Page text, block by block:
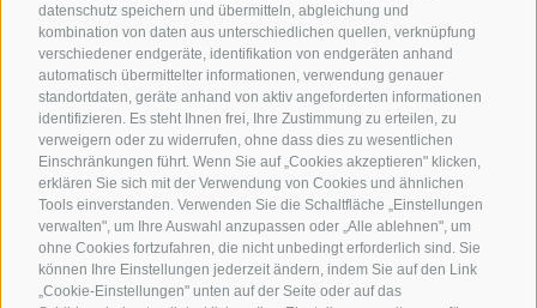
datenschutz speichern und übermitteln, abgleichung und
kombination von daten aus unterschiedlichen quellen, verknüpfung
verschiedener endgeräte, identifikation von endgeräten anhand
automatisch übermittelter informationen, verwendung genauer
standortdaten, geräte anhand von aktiv angeforderten informationen
identifizieren. Es steht Ihnen frei, Ihre Zustimmung zu erteilen, zu
verweigern oder zu widerrufen, ohne dass dies zu wesentlichen
Einschränkungen führt. Wenn Sie auf „Cookies akzeptieren" klicken,
erklären Sie sich mit der Verwendung von Cookies und ähnlichen
Tools einverstanden. Verwenden Sie die Schaltfläche „Einstellungen
verwalten", um Ihre Auswahl anzupassen oder „Alle ablehnen", um
ohne Cookies fortzufahren, die nicht unbedingt erforderlich sind. Sie
können Ihre Einstellungen jederzeit ändern, indem Sie auf den Link
„Cookie-Einstellungen" unten auf der Seite oder auf das
SOCIAL-MEDIA-RICHTLINIEN | IMPRESSUM | SITEMAP | COOKIE-RICHTLINIE
PRIVACY | Cookie Präferenzen
KONTAKTE BESUCHERZENTREN
GEFÜHRTE
NATURERLEBNISSE
SCHULEN